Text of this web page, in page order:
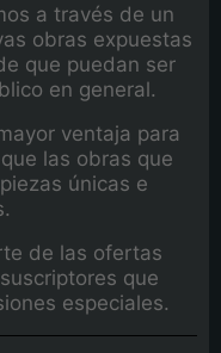
a través de un
obras expuestas
que puedan ser
en general.
ventaja para
las obras que
únicas e
de las ofertas
que
especiales.